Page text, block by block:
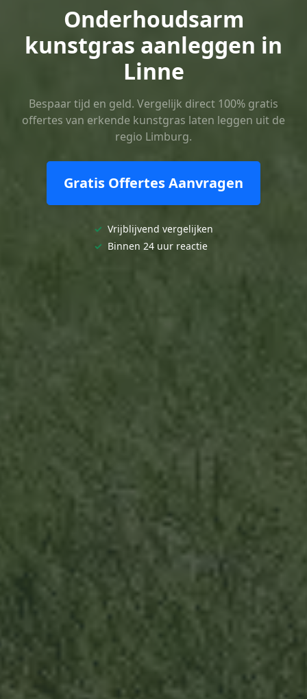
Onderhoudsarm
kunstgras aanleggen in
Linne
Bespaar tijd en geld. Vergelijk direct 100% gratis
offertes van erkende kunstgras laten leggen uit de
regio Limburg.
Gratis Offertes Aanvragen
✓ Vrijblijvend vergelijken
✓ Binnen 24 uur reactie